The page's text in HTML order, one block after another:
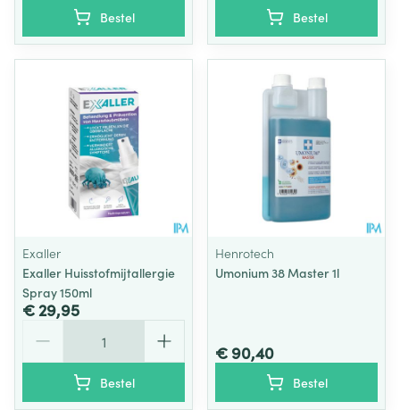
Bestel Bestel
Exaller
Exaller Huisstofmijtallergie
Spray 150ml
€ 29,95
Bestel
Henrotech
Umonium 38 Master 1l
€ 90,40
Bestel